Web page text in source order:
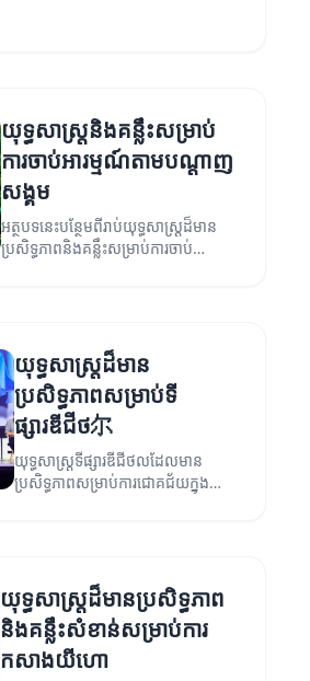
យុទ្ធសាស្ត្រនិងគន្លឹះសម្រាប់
ការចាប់អារម្មណ៍តាមបណ្ដាញ
សង្គម
អត្ថបទនេះបន្ថែមពីរាប់យុទ្ធសាស្ត្រដ៏មាន
ប្រសិទ្ធភាពនិងគន្លឹះសម្រាប់ការចាប់
យុទ្ធសាស្ត្រដ៏មាន
ប្រសិទ្ធភាពសម្រាប់ទី
ផ្សារឌីជីថ尔
យុទ្ធសាស្ត្រទីផ្សារឌីជីថលដែលមាន
ប្រសិទ្ធភាពសម្រាប់ការជោគជ័យក្នុង
យុទ្ធសាស្ត្រដ៏មានប្រសិទ្ធភាព
និងគន្លឹះសំខាន់សម្រាប់ការ
កសាងយីហោ